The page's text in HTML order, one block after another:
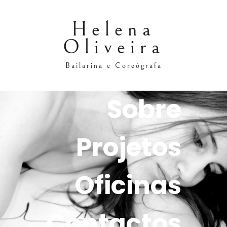
Helena
Oliveira
Bailarina e Coreógrafa
Sobre
Projetos
Oficinas